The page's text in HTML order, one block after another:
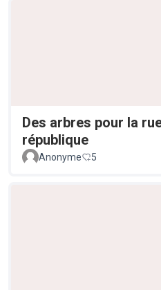
Des arbres pour la
république
Anonyme 5